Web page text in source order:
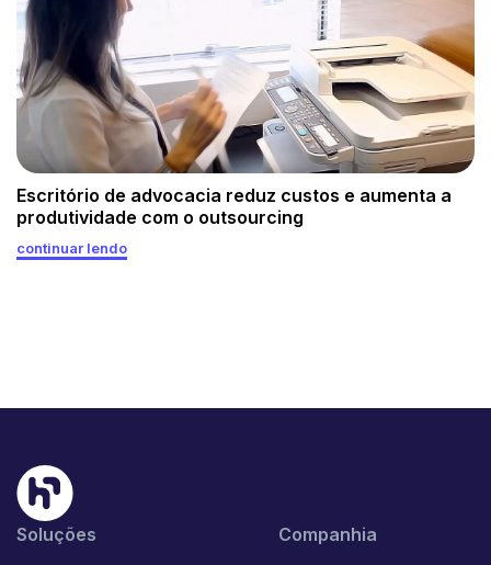
Escritório de advocacia reduz custos e aumenta a
produtividade com o outsourcing
continuar lendo
Soluções Companhia